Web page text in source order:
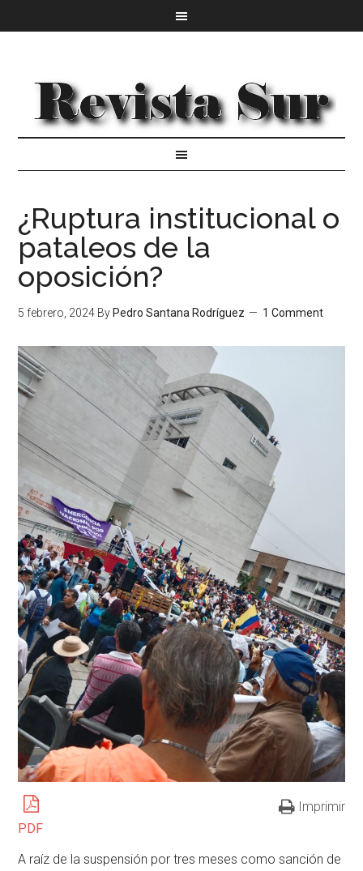
¿Ruptura institucional o
pataleos de la
oposición?
5 febrero, 2024 By Pedro Santana Rodríguez 1 Comment
PDF
Imprimir
A raíz de la suspensión por tres meses como sanción de